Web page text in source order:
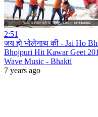
2:51
जय हो भोलेनाथ की - Jai Ho
Bhojpuri Hit Kawar Geet
Wave Music - Bhakti
7 years ago